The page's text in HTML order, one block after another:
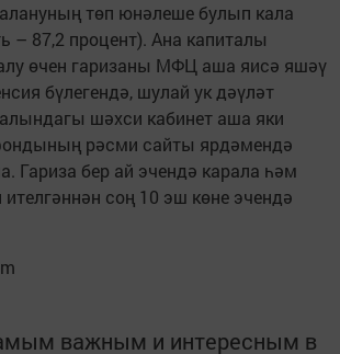
төп юнәлеше булып кала
– 87,2 процент). Ана капиталы
өчен гаризаны МФЦ аша яисә яшәү
бүлегендә, шулай ук дәүләт
шәхси кабинет аша яки
рәсми сайты ярдәмендә
Гариза бер ай эчендә карала һәм
ителгәннән соң 10 эш көне эчендә
важным и интересным в